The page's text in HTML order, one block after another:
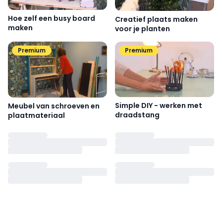
Hoe zelf een busy board
maken
Creatief plaats maken
voor je planten
Premium
Meubel van schroeven en
plaatmateriaal
Premium
Simple DIY - werken met
draadstang